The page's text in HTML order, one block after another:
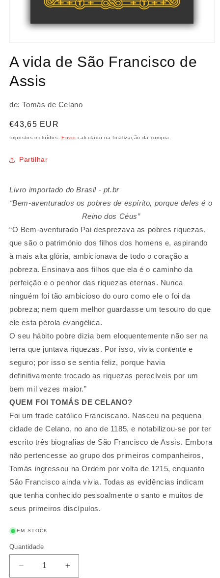
multimédia
1
em
modal
A vida de São Francisco de
Assis
de: Tomás de Celano
Preço
normal
€43,65 EUR
Impostos incluídos. Envio calculado na finalização da compra.
Partilhar
Livro importado do Brasil - pt.br
“Bem-aventurados os pobres de espírito, porque deles é o
Reino dos Céus”
“O Bem-aventurado Pai desprezava as pobres riquezas,
que são o património dos filhos dos homens e, aspirando
à mais alta glória, ambicionava de todo o coração a
pobreza. Ensinava aos filhos que ela é o caminho da
perfeição e o penhor das riquezas eternas. Nunca
ninguém foi tão ambicioso do ouro como ele o foi da
pobreza; nem quem melhor guardasse um tesouro do que
ele esta pérola evangélica.
O seu hábito pobre dizia bem eloquentemente não ser na
terra que juntava riquezas. Por isso, vivia contente e
seguro; por isso se sentia feliz, porque havia
definitivamente trocado as riquezas perecíveis por um
bem mil vezes maior.”
QUEM FOI TOMÁS DE CELANO?
Foi um frade católico Franciscano. Nasceu na pequena
cidade de Celano, no ano de 1185, e notabilizou-se por ter
escrito três biografias de São Francisco de Assis. Embora
não pertencesse ao grupo dos primeiros companheiros,
Tomás ingressou na Ordem por volta de 1215, enquanto
São Francisco ainda vivia. Todas as evidências indicam
que tenha conhecido pessoalmente o santo e muitos de
seus primeiros discípulos.
EM STOCK
Quantidade
Quantidade
Diminuir
Aumentar